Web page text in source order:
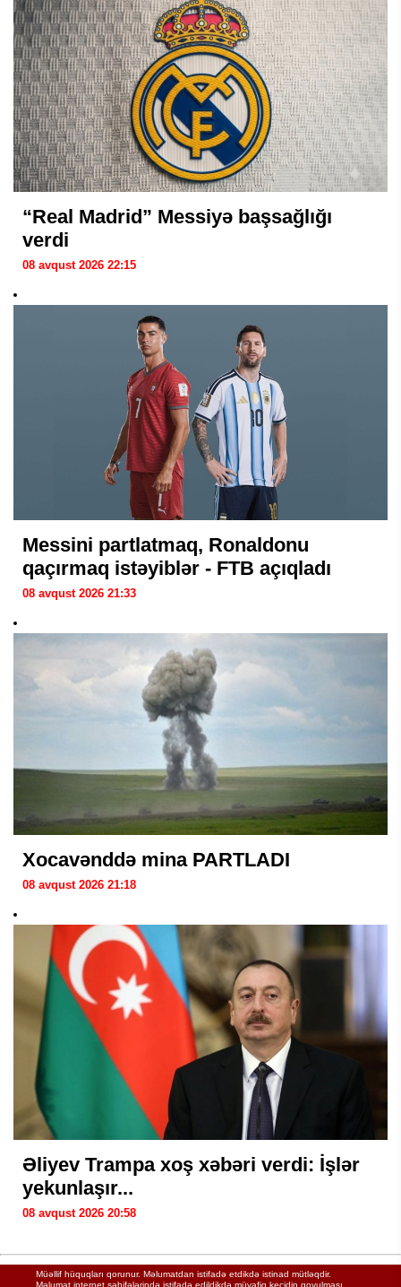
“Real Madrid” Messiyə başsağlığı
verdi
08 avqust 2026 22:15
Messini partlatmaq, Ronaldonu
qaçırmaq istəyiblər - FTB açıqladı
08 avqust 2026 21:33
Xocavənddə mina PARTLADI
08 avqust 2026 21:18
Əliyev Trampa xoş xəbəri verdi: İşlər
yekunlaşır...
08 avqust 2026 20:58
Müəllif hüquqları qorunur. Məlumatdan istifadə etdikdə istinad mütləqdir.
Məlumat internet səhifələrində istifadə edildikdə müvafiq keçidin qoyulması